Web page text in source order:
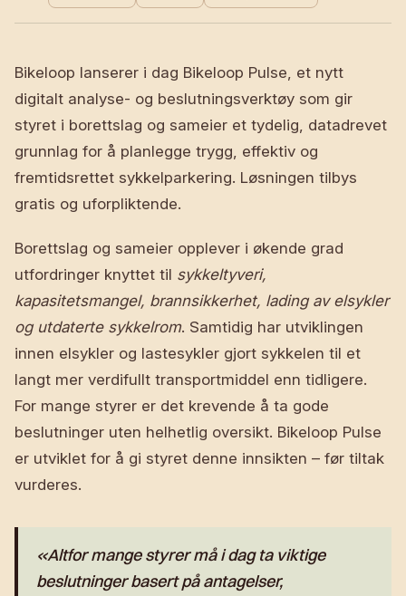
Bikeloop lanserer i dag Bikeloop Pulse, et nytt
digitalt analyse- og beslutningsverktøy som gir
styret i borettslag og sameier et tydelig, datadrevet
grunnlag for å planlegge trygg, effektiv og
fremtidsrettet sykkelparkering. Løsningen tilbys
gratis og uforpliktende.
Borettslag og sameier opplever i økende grad
utfordringer knyttet til sykkeltyveri,
kapasitetsmangel, brannsikkerhet, lading av elsykler
og utdaterte sykkelrom. Samtidig har utviklingen
innen elsykler og lastesykler gjort sykkelen til et
langt mer verdifullt transportmiddel enn tidligere.
For mange styrer er det krevende å ta gode
beslutninger uten helhetlig oversikt. Bikeloop Pulse
er utviklet for å gi styret denne innsikten – før tiltak
vurderes.
«Altfor mange styrer må i dag ta viktige
beslutninger basert på antagelser,